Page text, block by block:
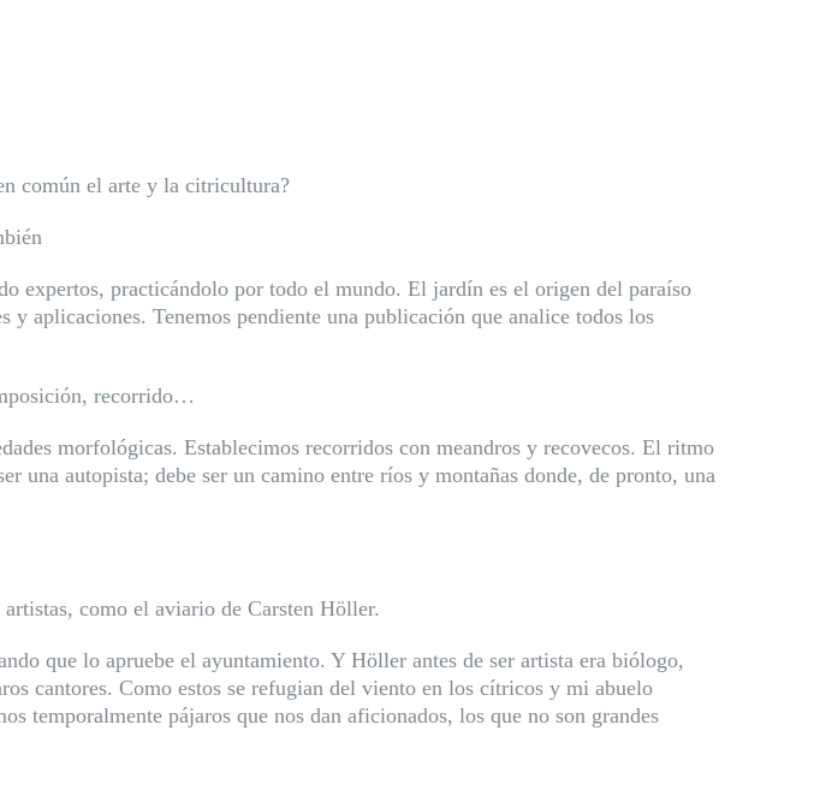
común el arte y la citricultura?
expertos, practicándolo por todo el mundo. El jardín es el origen del paraíso
y aplicaciones. Tenemos pendiente una publicación que analice todos los
recorrido…
morfológicas. Establecimos recorridos con meandros y recovecos. El ritmo
una autopista; debe ser un camino entre ríos y montañas donde, de pronto, una
como el aviario de Carsten Höller.
que lo apruebe el ayuntamiento. Y Höller antes de ser artista era biólogo,
cantores. Como estos se refugian del viento en los cítricos y mi abuelo
temporalmente pájaros que nos dan aficionados, los que no son grandes